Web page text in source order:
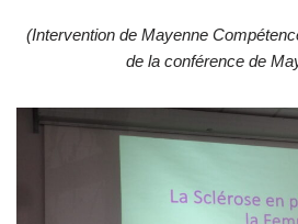
(Intervention de Mayenne
de la conférence de